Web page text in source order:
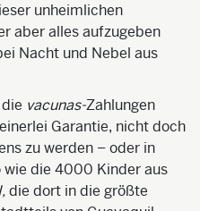
unheimlichen
aber alles aufzugeben
Nacht und Nebel aus
vacunas-Zahlungen
Garantie, nicht doch
zu werden – oder in
wie die 4000 Kinder aus
die dort in die größte